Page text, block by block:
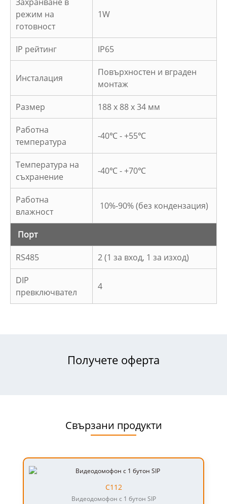
режим на
готовност
1W
IP рейтинг IP65
Инсталация
Повърхностен и вграден
монтаж
Размер 188 x 88 x 34 мм
Работна
температура
-40℃ - +55℃
Температура на
съхранение
-40℃ - +70℃
Работна
влажност
10%-90% (без кондензация)
Порт
RS485 2 (1 за вход, 1 за изход)
DIP
превключвател
4
Получете оферта
Свързани продукти
С112
Видеодомофон с 1 бутон SIP